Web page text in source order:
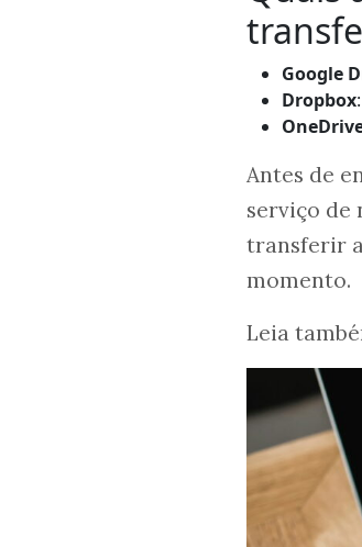
Google
Dropbox
Antes de
serviço de
transferir
momento.
Leia